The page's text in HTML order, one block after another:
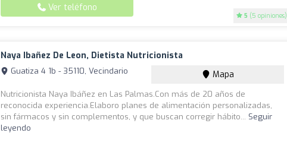
5 (5 opiniones)
Ver teléfono
Naya Ibañez De Leon, Dietista Nutricionista
Guatiza 4 1b - 35110, Vecindario Mapa
Nutricionista Naya Ibáñez en Las Palmas.Con más de 20 años de
reconocida experiencia.Elaboro planes de alimentación personalizadas,
sin fármacos y sin complementos, y que buscan corregir hábito... Seguir
leyendo